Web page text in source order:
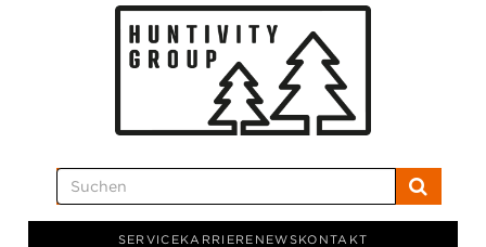
SERVICEKARRIERE NEWSKONTAKT